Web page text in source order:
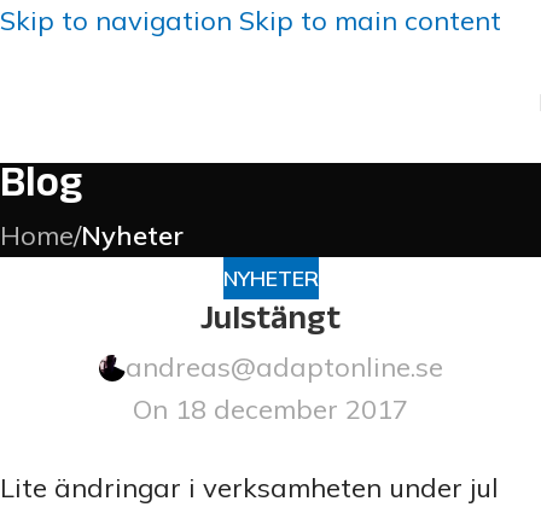
Skip to navigation Skip to main content
Blog
Home/Nyheter
NYHETER
Julstängt
andreas@adaptonline.se
On 18 december 2017
Lite ändringar i verksamheten under jul